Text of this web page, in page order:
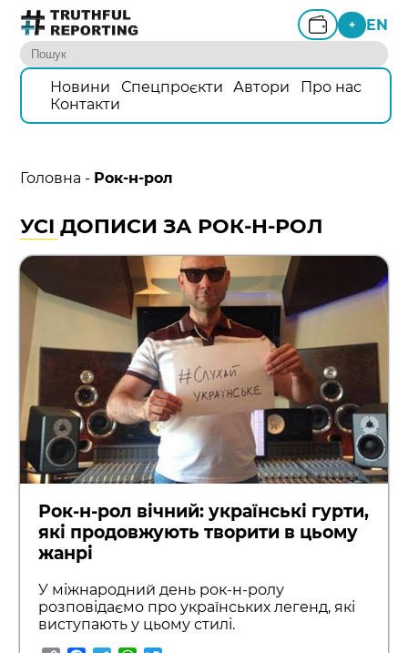
+ EN
Новини Спецпроєкти Автори
Про нас
Контакти
Головна - Рок-н-рол
УСІ ДОПИСИ ЗА РОК-Н-РОЛ
Рок-н-рол вічний: українські гурти,
які продовжують творити в цьому
жанрі
У міжнародний день рок-н-ролу
розповідаємо про українських легенд, які
виступають у цьому стилі.